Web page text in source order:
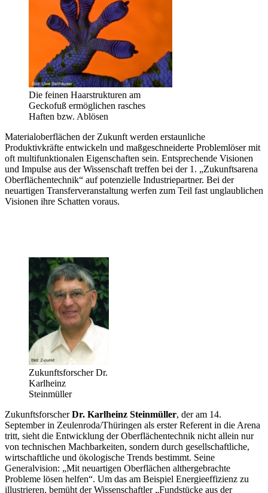
Die feinen Haarstrukturen am
Geckofuß ermöglichen rasches
Haften bzw. Ablösen
Materialoberflächen der Zukunft werden erstaunliche
Produktivkräfte entwickeln und maßgeschneiderte Problemlöser mit
oft multifunktionalen Eigenschaften sein. Entsprechende Visionen
und Impulse aus der Wissenschaft treffen bei der 1. „Zukunftsarena
Oberflächentechnik“ auf potenzielle Industriepartner. Bei der
neuartigen Transferveranstaltung werfen zum Teil fast unglaublichen
Visionen ihre Schatten voraus.
Zukunftsforscher Dr.
Karlheinz
Steinmüller
ZukunftsforscherDr. Karlheinz Steinmüller, der am 14.
September in Zeulenroda/Thüringen als erster Referent in die Arena
tritt, sieht die Entwicklung der Oberflächentechnik nicht allein nur
von technischen Machbarkeiten, sondern durch gesellschaftliche,
wirtschaftliche und ökologische Trends bestimmt. Seine
Generalvision: „Mit neuartigen Oberflächen althergebrachte
Probleme lösen helfen“. Um das am Beispiel Energieeffizienz zu
illustrieren, bemüht der Wissenschaftler „Fundstücke aus der